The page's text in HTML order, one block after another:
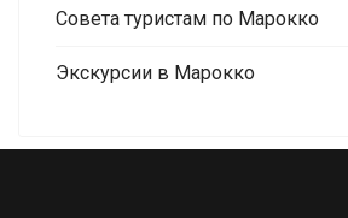
Совета туристам по Марокко
Экскурсии в Марокко